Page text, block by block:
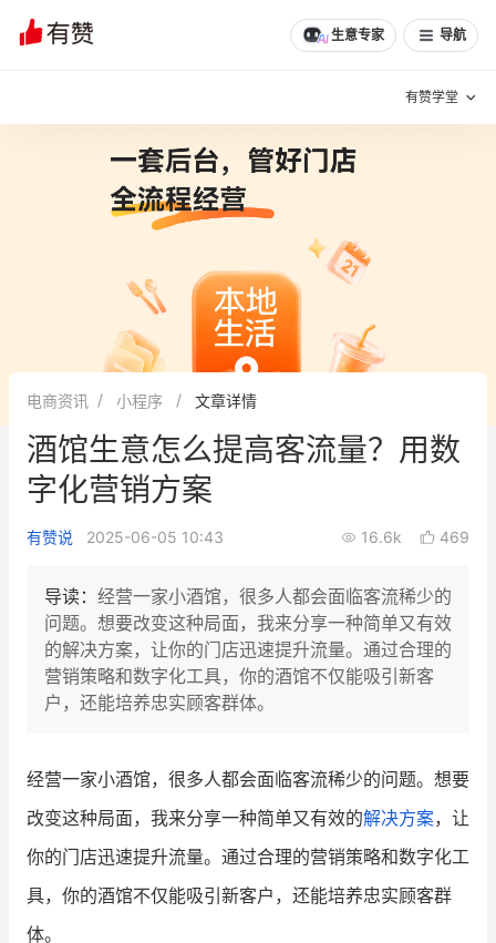
生意专家 导航
有赞学堂
增长方法
有赞专家说
新零售最佳实践
面对面聊增长
新零售大会
增长产品指南
智库 产品场景库
行业洞察
品牌消费观 行业报告
培训课程
电商资讯 小程序 文章详情
酒馆生意怎么提高客流量？用数
字化营销方案
有赞说 2025-06-05 10:43 16.6k 469
导读： 经营一家小酒馆，很多人都会面临客流稀少的
问题。想要改变这种局面，我来分享一种简单又有效
的解决方案，让你的门店迅速提升流量。通过合理的
营销策略和数字化工具，你的酒馆不仅能吸引新客
户，还能培养忠实顾客群体。
经营一家小酒馆，很多人都会面临客流稀少的问题。想要
改变这种局面，我来分享一种简单又有效的解决方案，让
你的门店迅速提升流量。通过合理的营销策略和数字化工
具，你的酒馆不仅能吸引新客户，还能培养忠实顾客群
体。